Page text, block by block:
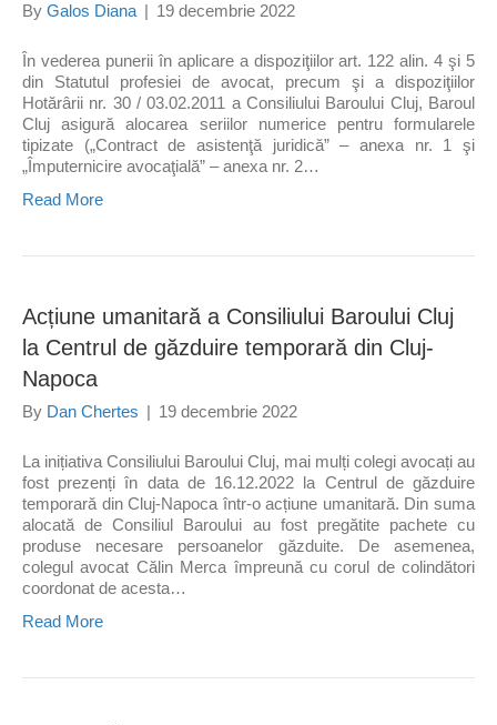
By Galos Diana | 19 decembrie 2022
În vederea punerii în aplicare a dispoziţiilor art. 122 alin. 4 şi 5
din Statutul profesiei de avocat, precum şi a dispoziţiilor
Hotărârii nr. 30 / 03.02.2011 a Consiliului Baroului Cluj, Baroul
Cluj asigură alocarea seriilor numerice pentru formularele
tipizate („Contract de asistenţă juridică” – anexa nr. 1 şi
„Împuternicire avocaţială” – anexa nr. 2…
Read More
Acțiune umanitară a Consiliului Baroului Cluj
la Centrul de găzduire temporară din Cluj-
Napoca
By Dan Chertes | 19 decembrie 2022
La inițiativa Consiliului Baroului Cluj, mai mulți colegi avocați au
fost prezenți în data de 16.12.2022 la Centrul de găzduire
temporară din Cluj-Napoca într-o acțiune umanitară. Din suma
alocată de Consiliul Baroului au fost pregătite pachete cu
produse necesare persoanelor găzduite. De asemenea,
colegul avocat Călin Merca împreună cu corul de colindători
coordonat de acesta…
Read More